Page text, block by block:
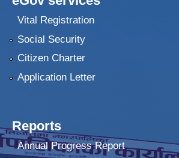
Vital Registration
Social Security
Citizen Charter
Application Letter
Reports
Annual Progress Report